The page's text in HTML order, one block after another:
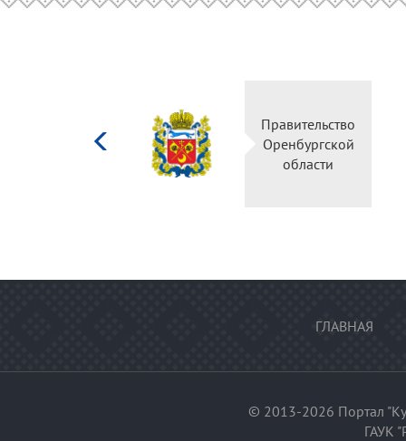
Министерство
культуры
Российской
федерации
ГЛАВНАЯ
© 2013-2026 Портал
ГАУК